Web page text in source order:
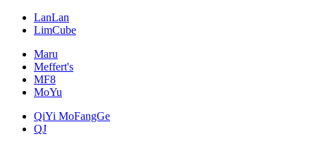
LanLan
LimCube
Maru
Meffert's
MF8
MoYu
QiYi MoFangGe
QJ